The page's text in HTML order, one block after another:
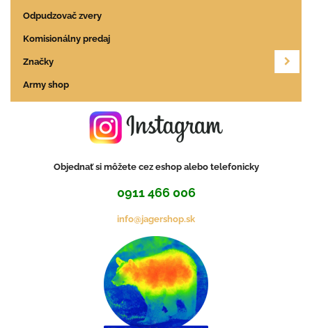
Odpudzovač zvery
Komisionálny predaj
Značky
Army shop
Objednať si môžete cez eshop alebo telefonicky
0911 466 006
info@jagershop.sk